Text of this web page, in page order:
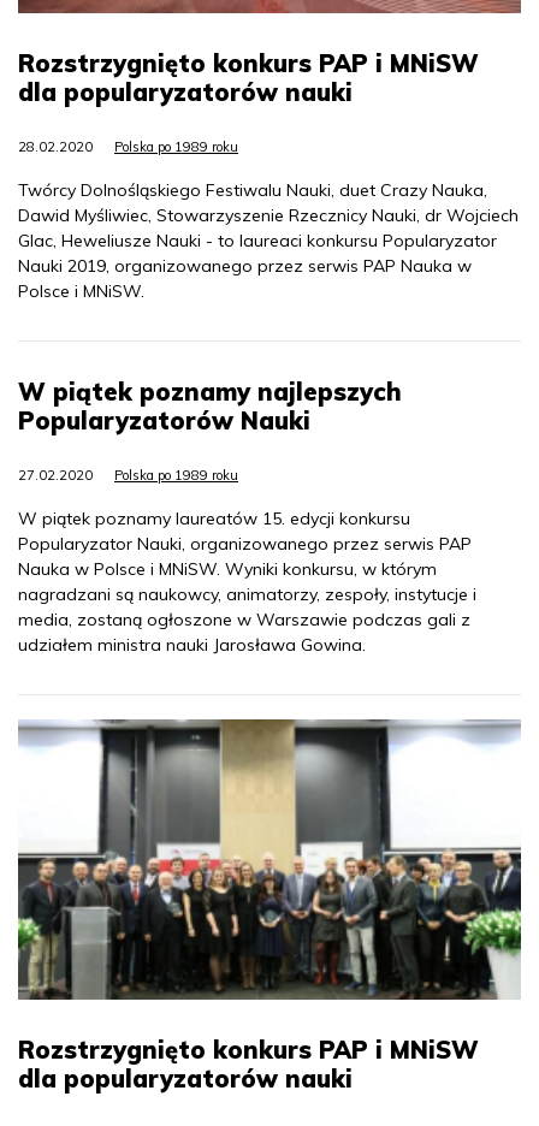
Rozstrzygnięto konkurs PAP i MNiSW
dla popularyzatorów nauki
28.02.2020 Polska po 1989 roku
Twórcy Dolnośląskiego Festiwalu Nauki, duet Crazy Nauka,
Dawid Myśliwiec, Stowarzyszenie Rzecznicy Nauki, dr Wojciech
Glac, Heweliusze Nauki - to laureaci konkursu Popularyzator
Nauki 2019, organizowanego przez serwis PAP Nauka w
Polsce i MNiSW.
W piątek poznamy najlepszych
Popularyzatorów Nauki
27.02.2020 Polska po 1989 roku
W piątek poznamy laureatów 15. edycji konkursu
Popularyzator Nauki, organizowanego przez serwis PAP
Nauka w Polsce i MNiSW. Wyniki konkursu, w którym
nagradzani są naukowcy, animatorzy, zespoły, instytucje i
media, zostaną ogłoszone w Warszawie podczas gali z
udziałem ministra nauki Jarosława Gowina.
Rozstrzygnięto konkurs PAP i MNiSW
dla popularyzatorów nauki